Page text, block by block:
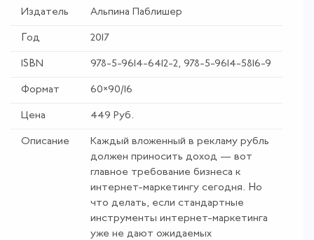
Издатель Альпина Паблишер
Год 2017
ISBN 978-5-9614-6412-2, 978-5-9614-5816-9
Формат 60×90/16
Цена 449 Руб.
Описание
Каждый вложенный в рекламу рубль
должен приносить доход — вот
главное требование бизнеса к
интернет-маркетингу сегодня. Но
что делать, если стандартные
инструменты интернет-маркетинга
уже не дают ожидаемых